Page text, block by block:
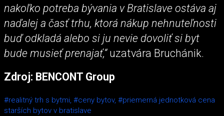
nakoľko potreba bývania v Bratislave ostáva aj
naďalej a časť trhu, ktorá nákup nehnuteľnosti
buď odkladá alebo si ju nevie dovoliť si byt
bude musieť prenajať,“uzatvára Bruchánik.
Zdroj: BENCONT Group
#realitný trh s bytmi, #ceny bytov, #priemerná jednotková cena
starších bytov v bratislave